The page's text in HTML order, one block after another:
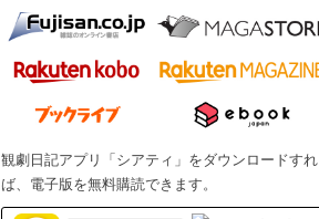
観劇日記アプリ「シアティ」をダウンロードすれ
ば、電子版を無料購読できます。